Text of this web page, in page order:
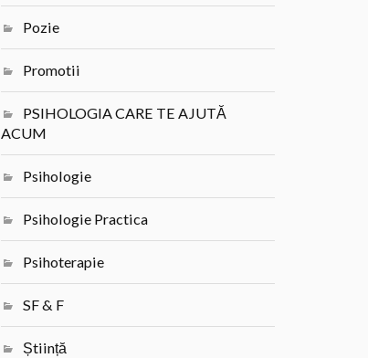
Pozie
Promotii
PSIHOLOGIA CARE TE AJUTĂ
ACUM
Psihologie
Psihologie Practica
Psihoterapie
SF & F
Știință